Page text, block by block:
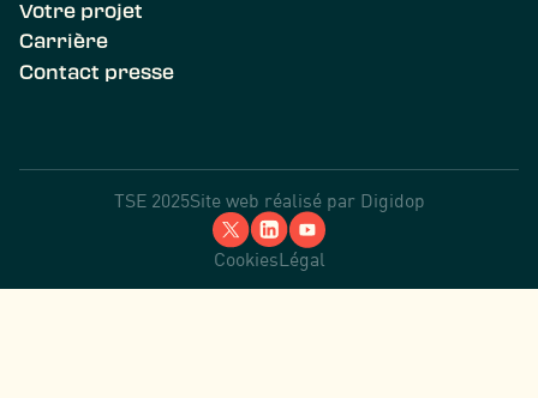
Votre projet
Carrière
Contact presse
TSE 2025Site web réalisé par Digidop
CookiesLégal